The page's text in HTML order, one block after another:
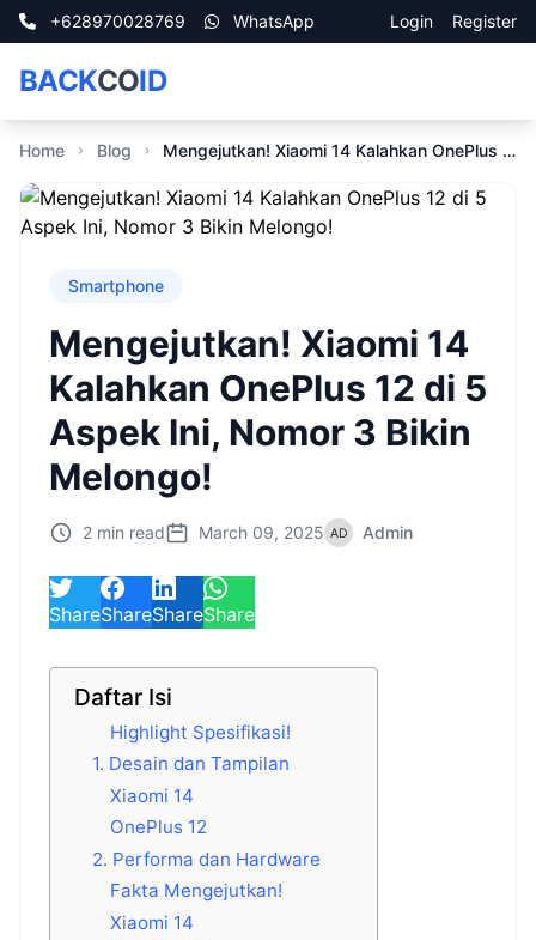
+628970028769 WhatsApp Login Register
BACKCOID
Home Blog Mengejutkan! Xiaomi 14 Kalahkan OnePlus 12 di 5 Aspek Ini, Nomor 3 Bikin Melongo!
Smartphone
Mengejutkan! Xiaomi 14
Kalahkan OnePlus 12 di 5
Aspek Ini, Nomor 3 Bikin
Melongo!
2 min read March 09, 2025 Admin
ShareShareShareShare
Daftar Isi
Highlight Spesifikasi!
1. Desain dan Tampilan
Xiaomi 14
OnePlus 12
2. Performa dan Hardware
Fakta Mengejutkan!
Xiaomi 14